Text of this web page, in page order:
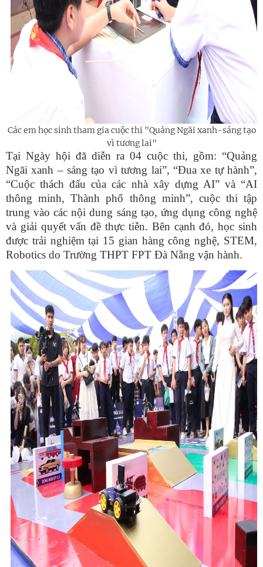
Các em học sinh tham gia cuộc thi "Quảng Ngãi xanh-sáng tạo
vì tương lai"
Tại Ngày hội đã diễn ra 04 cuộc thi, gồm: “Quảng
Ngãi xanh – sáng tạo vì tương lai”, “Đua xe tự hành”,
“Cuộc thách đấu của các nhà xây dựng AI” và “AI
thông minh, Thành phố thông minh”, cuộc thi tập
trung vào các nội dung sáng tạo, ứng dụng công nghệ
và giải quyết vấn đề thực tiễn. Bên cạnh đó, học sinh
được trải nghiệm tại 15 gian hàng công nghệ, STEM,
Robotics do Trường THPT FPT Đà Nẵng vận hành.